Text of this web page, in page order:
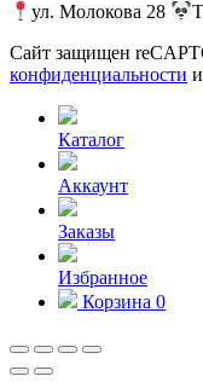
ул. Молокова 28
Сайт защищен
конфиденциальности и
Каталог
Аккаунт
Заказы
Избранное
Корзина 0